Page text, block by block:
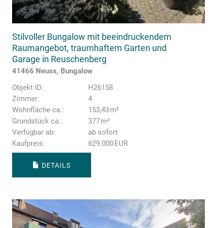
Stilvoller Bungalow mit beeindruckendem
Raumangebot, traumhaftem Garten und
Garage in Reuschenberg
41466 Neuss, Bungalow
Objekt ID:
H26158
Zimmer:
4
Wohnfläche ca.:
153,43 m²
Grund­stück ca.:
377 m²
Verfügbar ab:
ab sofort
Kaufpreis:
629.000 EUR
DETAILS